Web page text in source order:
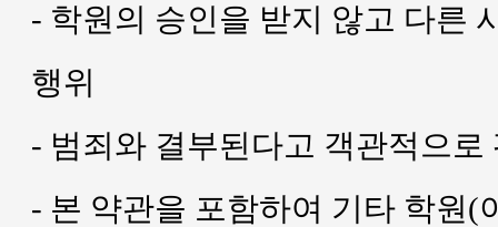
- 학원의 승인을 받지 않고 다른
행위
- 범죄와 결부된다고 객관적으로
- 본 약관을 포함하여 기타 학원(